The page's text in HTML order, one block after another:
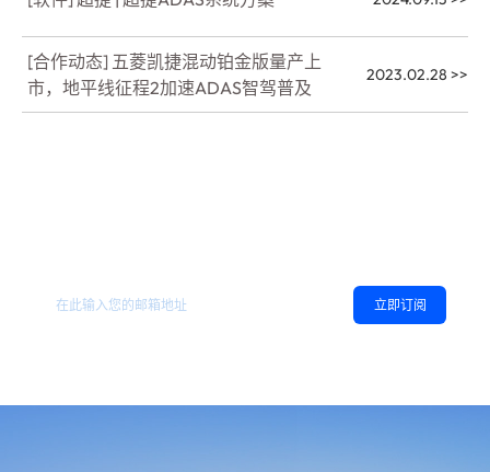
[合作动态] 五菱凯捷混动铂金版量产上
市，地平线征程2加速ADAS智驾普及
2023.02.28 >>
立即订阅